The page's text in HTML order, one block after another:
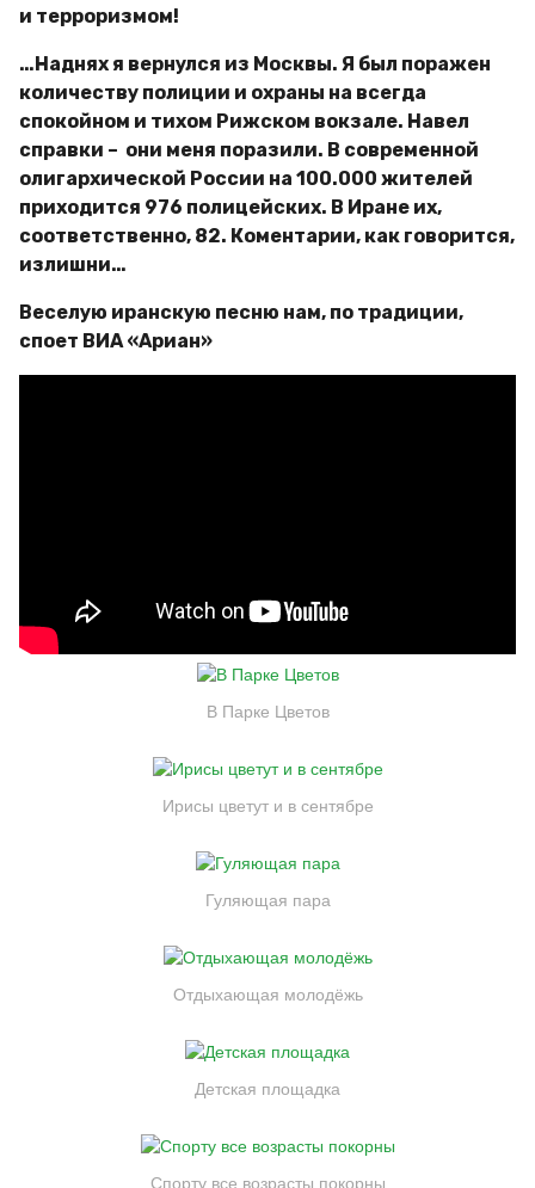
и терроризмом!
…Наднях я вернулся из Москвы. Я был поражен
количеству полиции и охраны на всегда
спокойном и тихом Рижском вокзале. Навел
справки – они меня поразили. В современной
олигархической России на 100.000 жителей
приходится 976 полицейских. В Иране их,
соответственно, 82. Коментарии, как говорится,
излишни…
Веселую иранскую песню нам, по традиции,
споет ВИА «Ариан»
В Парке Цветов
Ирисы цветут и в сентябре
Гуляющая пара
Отдыхающая молодёжь
Детская площадка
Спорту все возрасты покорны